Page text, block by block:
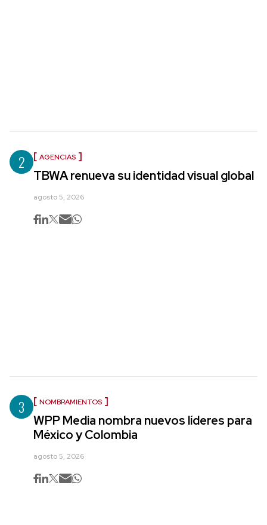
2 AGENCIAS
TBWA renueva su identidad visual global
agosto 5, 2026
3 NOMBRAMIENTOS
WPP Media nombra nuevos líderes para
México y Colombia
agosto 5, 2026